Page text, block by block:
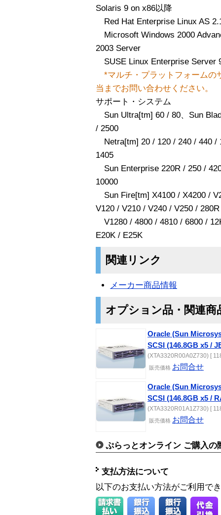
Solaris 9 on x86以降
Red Hat Enterprise Linux AS
Microsoft Windows 2000
2003 Server
SUSE Linux Enterprise Server
*マルチ・プラットフォームの
当までお問い合わせください。
サポート・システム
Sun Ultra[tm] 60 / 80、Sun
/ 2500
Netra[tm] 20 / 120 / 240 / 440 /
1405
Sun Enterprise 220R / 250 /
10000
Sun Fire[tm] X4100 / X4200 /
V120 / V210 / V240 / V250 /
V1280 / 4800 / 4810 / 6800 /
E20K / E25K
関連リンク
メーカー商品情報
オプション品・関連商
Oracle (Sun
SCSI (146.8GB x5 /
(XTA3320R00A0Z730) [
販売価格 お問合せ
Oracle (Sun
SCSI (146.8GB x5 /
(XTA3320R01A1Z730) [
販売価格 お問合せ
ぷらっとオンライン ご購入の
支払方法について
以下のお支払い方法がご利用で